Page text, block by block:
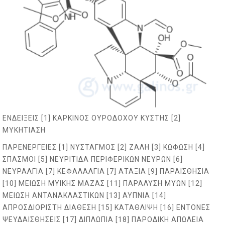
ΕΝΔΕΙΞΕΙΣ [1] ΚΑΡΚΙΝΟΣ ΟΥΡΟΔΟΧΟΥ ΚΥΣΤΗΣ [2]
ΜΥΚΗΤΙΑΣΗ
ΠΑΡΕΝΕΡΓΕΙΕΣ [1] ΝΥΣΤΑΓΜΟΣ [2] ΖΑΛΗ [3] ΚΩΦΩΣΗ [4]
ΣΠΑΣΜΟΙ [5] ΝΕΥΡΙΤΙΔΑ ΠΕΡΙΦΕΡΙΚΩΝ ΝΕΥΡΩΝ [6]
ΝΕΥΡΑΛΓΙΑ [7] ΚΕΦΑΛΑΛΓΙΑ [7] ΑΤΑΞΙΑ [9] ΠΑΡΑΙΣΘΗΣΙΑ
[10] ΜΕΙΩΣΗ ΜΥΙΚΗΣ ΜΑΖΑΣ [11] ΠΑΡΑΛΥΣΗ ΜΥΩΝ [12]
ΜΕΙΩΣΗ ΑΝΤΑΝΑΚΛΑΣΤΙΚΩΝ [13] ΑΥΠΝΙΑ [14]
ΑΠΡΟΣΔΙΟΡΙΣΤΗ ΔΙΑΘΕΣΗ [15] ΚΑΤΑΘΛΙΨΗ [16] ΕΝΤΟΝΕΣ
ΨΕΥΔΑΙΣΘΗΣΕΙΣ [17] ΔΙΠΛΩΠΙΑ [18] ΠΑΡΟΔΙΚΗ ΑΠΩΛΕΙΑ